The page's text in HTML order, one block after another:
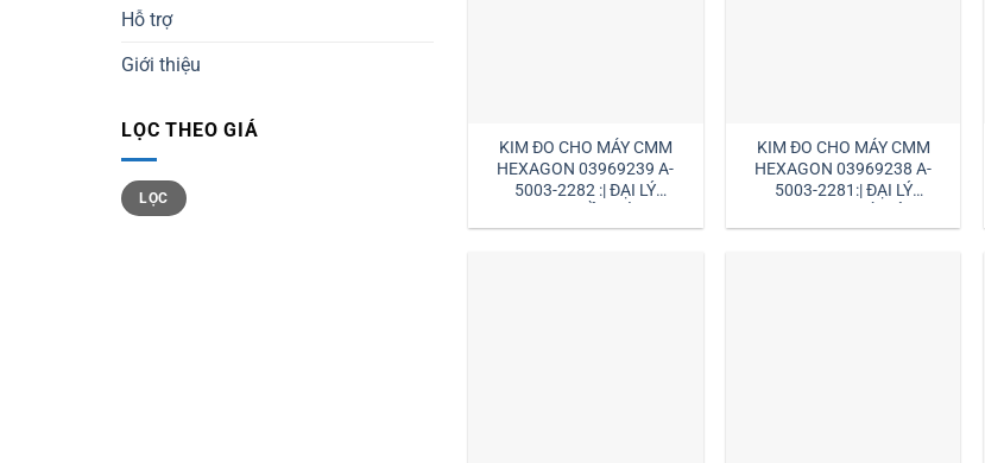
Hỗ trợ
Giới thiệu
LỌC THEO GIÁ
Giá
tối
thiểu
Giá
tối
đa
LỌC
KIM ĐO CHO MÁY CMM
HEXAGON 03969239 A-
5003-2282 :| ĐẠI LÝ
KIM ĐO CHO MÁY CMM
HEXAGON 03969238 A-
5003-2281:| ĐẠI LÝ